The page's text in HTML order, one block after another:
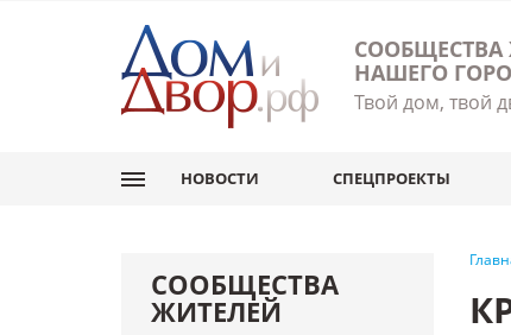
СООБЩЕСТВА
НАШЕГО
Твой дом, твой
НОВОСТИ СПЕЦПРОЕКТЫ
СООБЩЕСТВА
ЖИТЕЛЕЙ